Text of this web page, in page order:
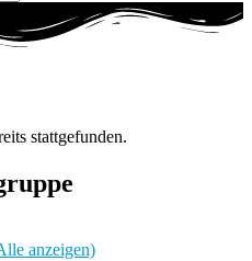
stattgefunden.
anzeigen)